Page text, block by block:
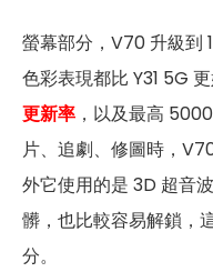
螢幕部分，V70 升級到
色彩表現都比 Y31 5G
更新率 ，以及最高
片、追劇、修圖時，
外它使用的是 3D 超音
髒，也比較容易解鎖，
分。